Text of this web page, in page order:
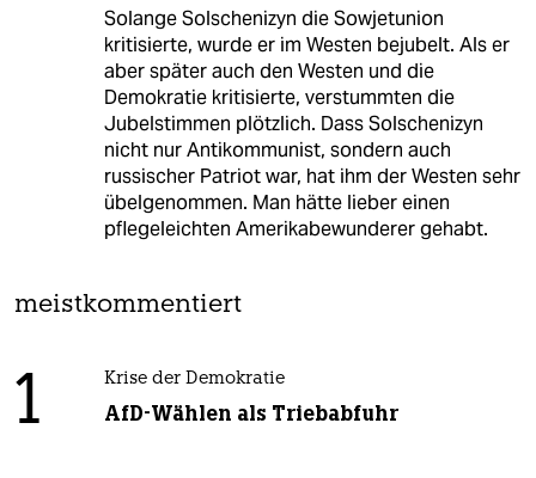
Solange Solschenizyn die Sowjetunion
kritisierte, wurde er im Westen bejubelt. Als er
aber später auch den Westen und die
Demokratie kritisierte, verstummten die
Jubelstimmen plötzlich. Dass Solschenizyn
nicht nur Antikommunist, sondern auch
russischer Patriot war, hat ihm der Westen sehr
übelgenommen. Man hätte lieber einen
pflegeleichten Amerikabewunderer gehabt.
meistkommentiert
1 Krise der Demokratie
AfD-Wählen als Triebabfuhr